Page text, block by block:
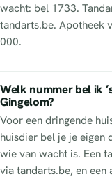
wacht: bel 1733.
tandarts.be. Apotheek
000.
Welk nummer bel ik
Gingelom?
Voor een dringende
huisdier bel je je
wie van wacht is. Een
via tandarts.be, en